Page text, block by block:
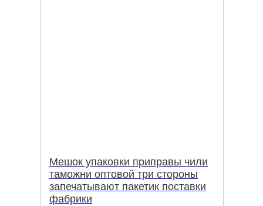
Мешок упаковки приправы чили
таможни оптовой три стороны
запечатывают пакетик поставки
фабрики